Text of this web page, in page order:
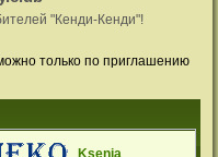
"Кенди-Кенди"!
только по приглашению
Ksenia